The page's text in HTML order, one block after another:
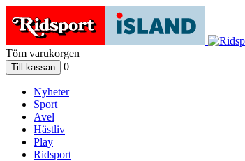
Töm varukorgen
0
Nyheter
Sport
Avel
Hästliv
Play
Ridsport